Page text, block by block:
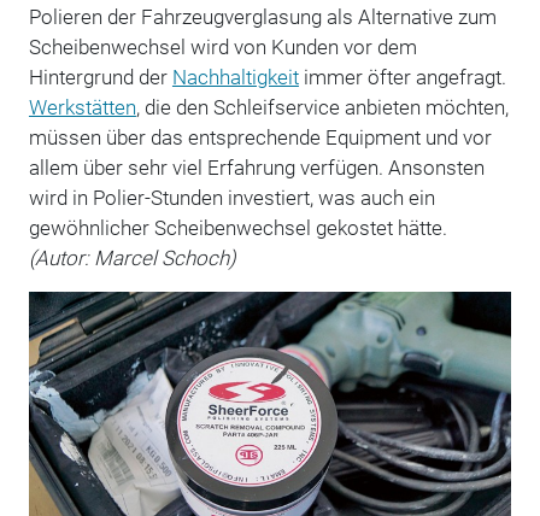
Polieren der Fahrzeugverglasung als Alternative zum
Scheibenwechsel wird von Kunden vor dem
Hintergrund der Nachhaltigkeitimmer öfter angefragt.
Werkstätten, die den Schleifservice anbieten möchten,
müssen über das entsprechende Equipment und vor
allem über sehr viel Erfahrung verfügen. Ansonsten
wird in Polier-Stunden investiert, was auch ein
gewöhnlicher Scheibenwechsel gekostet hätte.
(Autor: Marcel Schoch)